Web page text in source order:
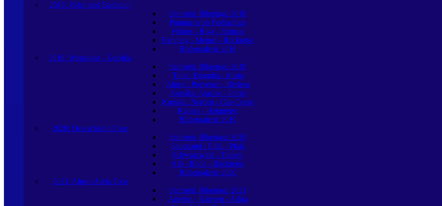
2018: Polen und Baltikum
Startseite Bikertage 2018
Pommern bis Podlachien
Vilnius - Riga - Jürmala
Nehrung - Memel - Rückreise
Bildergalerie 2018
2019: Westalpen - Korsika
Startseite Bikertage 2019
Tirol - Engadin - Aosta
Alpen - Provence - Riviera
Korsika: Ajaccio - Porto
Korsika: Norden - Cap Corse
Riviera - Heimreise
Bildergalerie 2019
2020: Deutschland-Tour
Startseite Bikertage 2020
Sauerland - Eifel - Pfalz
Schwarzwald - Touren
Alb - Rhön - Rückreise
Bildergalerie 2020
2021: Alpen-Adria Tour
Startseite Bikertage 2021
Anreise - Kärnten - Adria